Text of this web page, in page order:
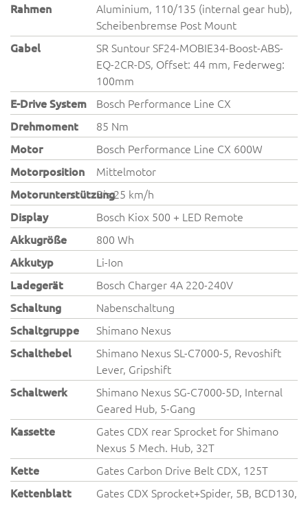
Rahmen
Aluminium, 110/135 (internal gear hub),
Scheibenbremse Post Mount
Gabel
SR Suntour SF24-MOBIE34-Boost-ABS-
EQ-2CR-DS, Offset: 44 mm, Federweg:
100mm
E-Drive System
Bosch Performance Line CX
Drehmoment
85 Nm
Motor
Bosch Performance Line CX 600W
Motorposition
Mittelmotor
MotorunterstützungBis 25 km/h
Display
Bosch Kiox 500 + LED Remote
Akkugröße
800 Wh
Akkutyp
Li-Ion
Ladegerät
Bosch Charger 4A 220-240V
Schaltung
Nabenschaltung
Schaltgruppe
Shimano Nexus
Schalthebel
Shimano Nexus SL-C7000-5, Revoshift
Lever, Gripshift
Schaltwerk
Shimano Nexus SG-C7000-5D, Internal
Geared Hub, 5-Gang
Kassette
Gates CDX rear Sprocket for Shimano
Nexus 5 Mech. Hub, 32T
Kette
Gates Carbon Drive Belt CDX, 125T
Kettenblatt
Gates CDX Sprocket+Spider, 5B, BCD130,